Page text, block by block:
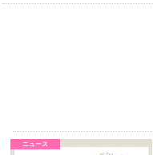
ニュース